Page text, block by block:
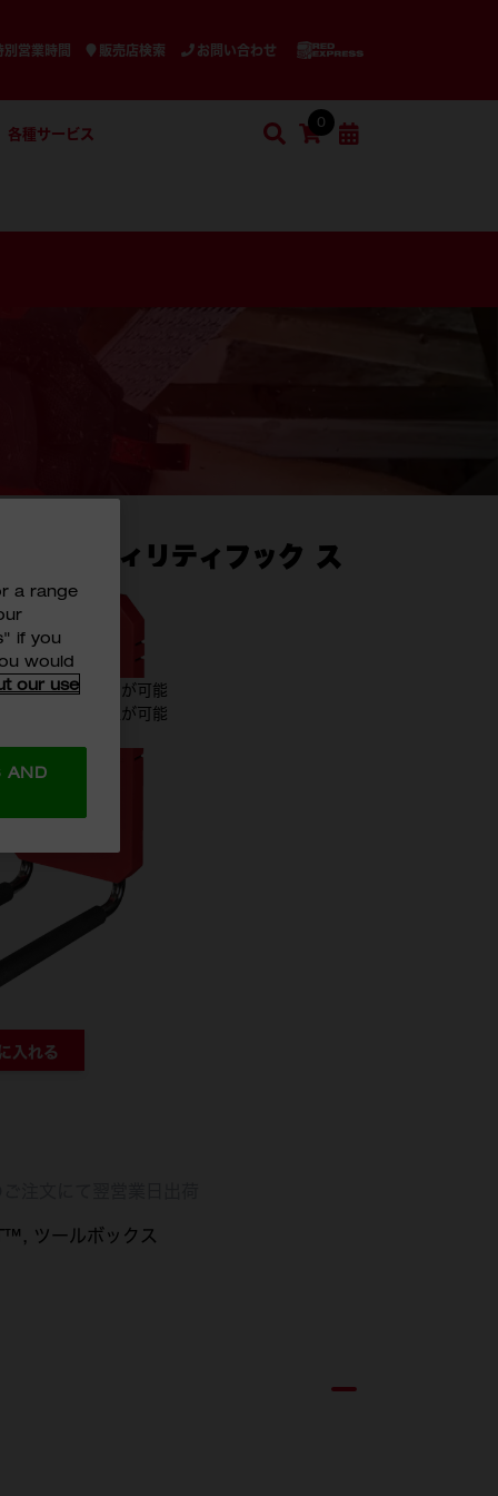
営業時間 販売店検索 お問い合わせ
各種サービス 検索 ショッピングカート
0
ーティリティフック ス
確実な取り付けが可能
適な収納と整理が可能
入れる
ツールボックス
a range
if you
would
our use
AND